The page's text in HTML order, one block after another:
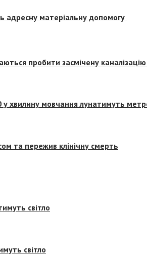
матеріальну допомогу
пробити засмічену
хвилину мовчання лунатимуть
та пережив клінічну смерть
світло
світло